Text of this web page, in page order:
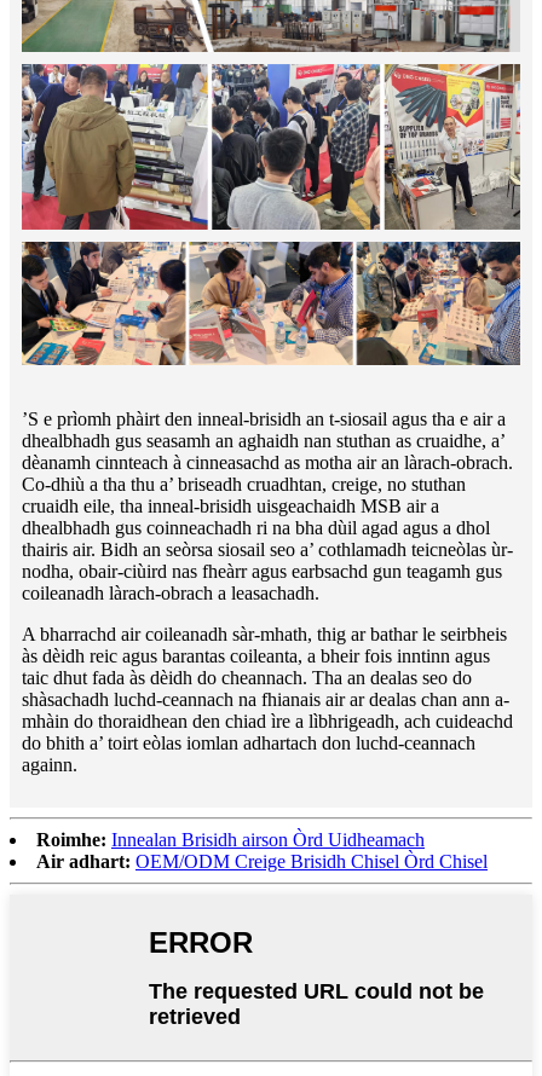
’S e prìomh phàirt den inneal-brisidh an t-siosail agus tha e air a
dhealbhadh gus seasamh an aghaidh nan stuthan as cruaidhe, a’
dèanamh cinnteach à cinneasachd as motha air an làrach-obrach.
Co-dhiù a tha thu a’ briseadh cruadhtan, creige, no stuthan
cruaidh eile, tha inneal-brisidh uisgeachaidh MSB air a
dhealbhadh gus coinneachadh ri na bha dùil agad agus a dhol
thairis air. Bidh an seòrsa siosail seo a’ cothlamadh teicneòlas ùr-
nodha, obair-ciùird nas fheàrr agus earbsachd gun teagamh gus
coileanadh làrach-obrach a leasachadh.
A bharrachd air coileanadh sàr-mhath, thig ar bathar le seirbheis
às dèidh reic agus barantas coileanta, a bheir fois inntinn agus
taic dhut fada às dèidh do cheannach. Tha an dealas seo do
shàsachadh luchd-ceannach na fhianais air ar dealas chan ann a-
mhàin do thoraidhean den chiad ìre a lìbhrigeadh, ach cuideachd
do bhith a’ toirt eòlas iomlan adhartach don luchd-ceannach
againn.
Roimhe: Innealan Brisidh airson Òrd Uidheamach
Air adhart: OEM/ODM Creige Brisidh Chisel Òrd Chisel